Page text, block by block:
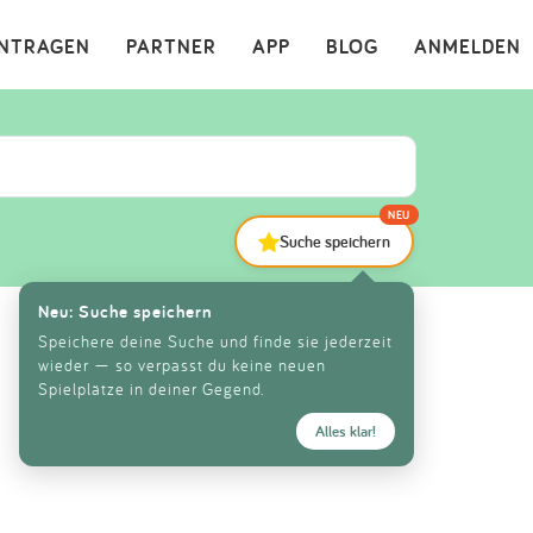
ANMELDEN
BLOG
APP
PARTNER ×
Suche speichern
NEU
Neu: Suche speichern
Speichere deine Suche und finde sie jederzeit
wieder — so verpasst du keine neuen
Spielplätze in deiner Gegend.
Alles klar!